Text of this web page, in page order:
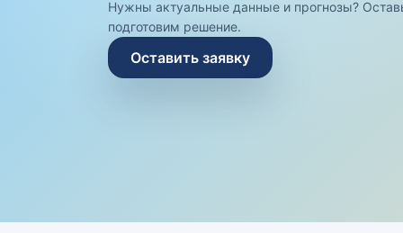
Нужны актуальные данные и прогнозы?
подготовим решение.
Оставить заявку